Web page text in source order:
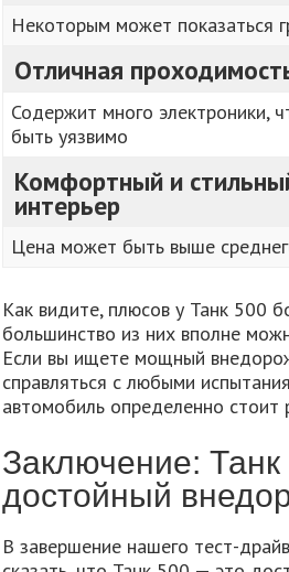
Некоторым может показаться
Отличная
Содержит много электроники,
быть уязвимо
Комфортный и
интерьер
Цена может быть выше
Как видите, плюсов у Танк 500
большинство из них вполне
Если вы ищете мощный
справляться с любыми
автомобиль определенно стоит
Заключение:
достойный
В завершение нашего тест-